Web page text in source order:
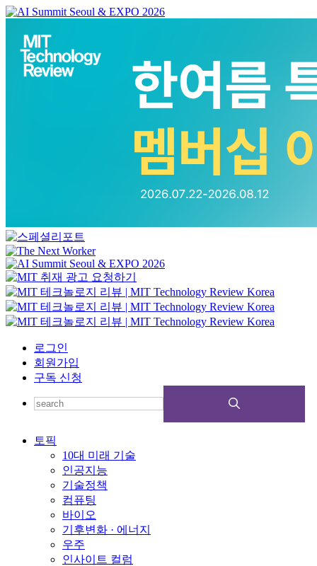
로그인
회원가입
구독 신청
토픽
10대 미래 기술
인공지능
기술정책
컴퓨팅
바이오
기후변화 · 에너지
우주
인사이트 컬럼